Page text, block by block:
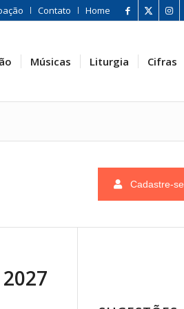
Contato Home
Músicas Liturgia Cifras
Cadastre-se